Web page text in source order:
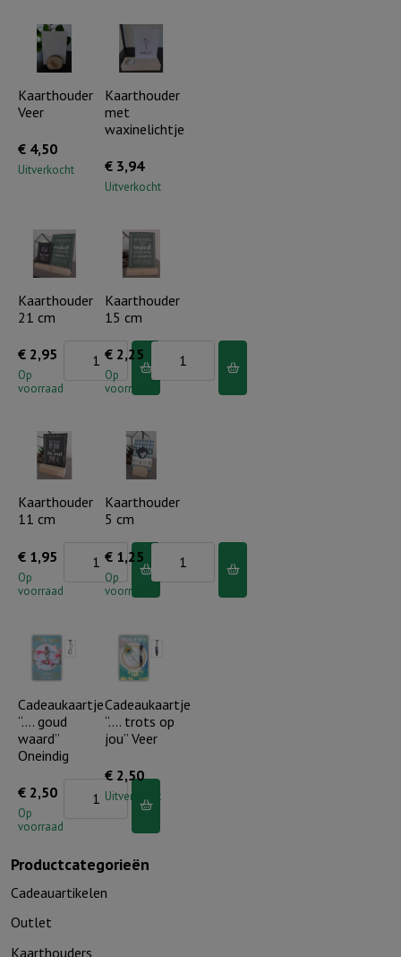
Productcategorieën
Cadeauartikelen
Outlet
Kaarthouders
Kaarthouder
Veer
€ 4,50
Uitverkocht
Kaarthouder
met
waxinelichtje
€ 3,94
Uitverkocht
Kaarthouder
21 cm
€ 2,95
Op
voorraad
Kaarthouder
Kaarthouder
15 cm
€ 2,25
Op
voorraad
Kaarthouder
15
cm
Kaarthouder
11 cm
€ 1,95
Op
voorraad
Kaarthouder
Kaarthouder
5 cm
€ 1,25
Op
voorraad
Kaarthouder
5
cm
Cadeaukaartje
“…. goud
waard”
Oneindig
€ 2,50
Op
voorraad
Cadeaukaartje
waard"
Oneindig
Cadeaukaartje
“…. trots op
jou” Veer
€ 2,50
Uitverkocht